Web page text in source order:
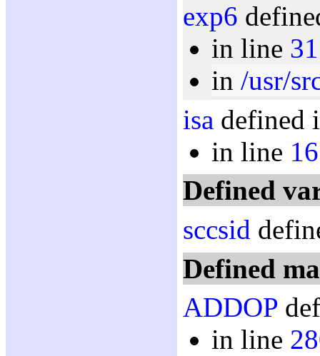
exp6
in line
in /usr/
isa defined
in line
Defined
sccsid
Defined
ADDOP
in line